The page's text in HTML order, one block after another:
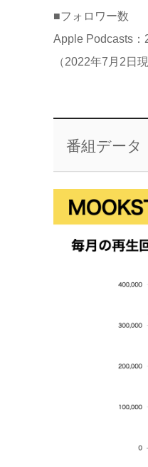
■フォロワー数
Apple Podcasts
（2022年7月2日現
番組データ